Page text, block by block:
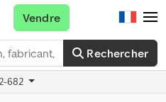
Rechercher
Vendre
682